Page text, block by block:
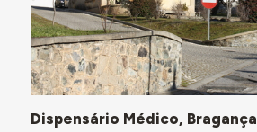
Dispensário Médico, Bragança